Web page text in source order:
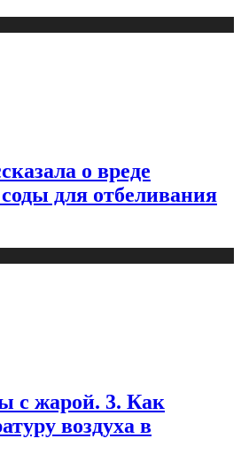
о вреде
для отбеливания
с жарой. 3. Как
воздуха в